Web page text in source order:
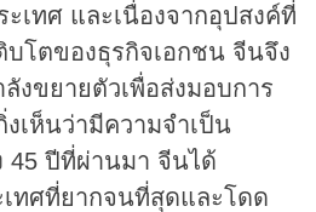
เทศ และเนื่องจากอุปสงค์ที่
โตของธุรกิจเอกชน จีนจึง
งขยายตัวเพื่อส่งมอบการ
เห็นว่ามีความจำเป็น
45 ปีที่ผ่านมา จีนได้
ทศที่ยากจนที่สุดและโดด